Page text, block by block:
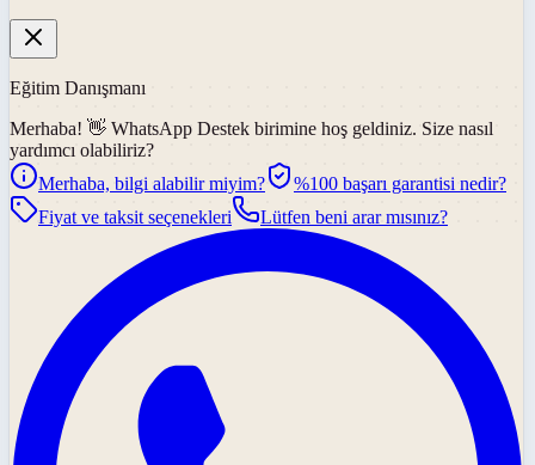
Eğitim Danışmanı
Merhaba! 👋 WhatsApp Destek birimine hoş geldiniz. Size nasıl
yardımcı olabiliriz?
Merhaba, bilgi alabilir miyim?
%100 başarı garantisi nedir?
Fiyat ve taksit seçenekleri
Lütfen beni arar mısınız?